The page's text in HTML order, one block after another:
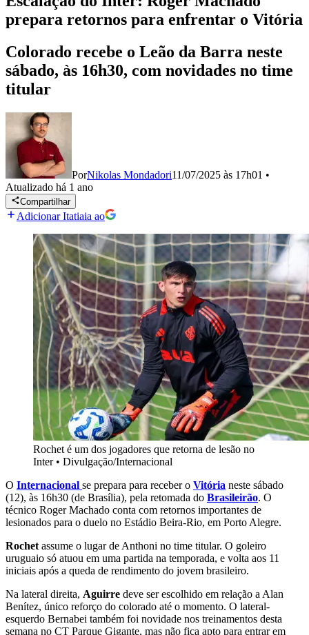
prepara retornos para enfrentar o Vitória
Colorado recebe o Leão da Barra neste
sábado, às 16h30, com novidades no time
titular
PorNikolas Mondadori11/07/2025 às 17h01 •
Atualizado há 1 ano
Compartilhar
Adicionar Itatiaia ao
Rochet é um dos jogadores que retorna de lesão no
Inter• Divulgação/Internacional
O Internacional se prepara para receber o Vitória neste sábado
(12), às 16h30 (de Brasília), pela retomada do Brasileirão. O
técnico Roger Machado conta com retornos importantes de
lesionados para o duelo no Estádio Beira-Rio, em Porto Alegre.
Rochet assume o lugar de Anthoni no time titular. O goleiro
uruguaio só atuou em uma partida na temporada, e volta aos 11
iniciais após a queda de rendimento do jovem brasileiro.
Na lateral direita, Aguirre deve ser escolhido em relação a Alan
Benítez, único reforço do colorado até o momento. O lateral-
esquerdo Bernabei também foi novidade nos treinamentos desta
semana no CT Parque Gigante, mas não fica apto para entrar em